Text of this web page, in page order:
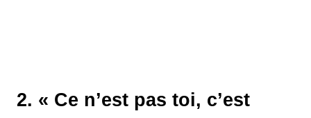
2. « Ce n’est pas toi, c’est